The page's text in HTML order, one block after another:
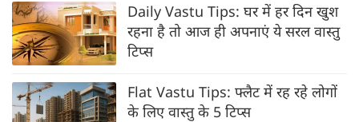
Daily Vastu Tips: घर में हर दिन खुश
रहना है तो आज ही अपनाएं ये सरल वास्तु
टिप्स
Flat Vastu Tips: फ्लैट में रह रहे लोगों
के लिए वास्तु के 5 टिप्स